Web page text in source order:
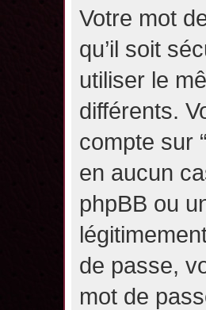
Votre mot
qu’il soit
utiliser le
différents.
compte sur
en aucun
phpBB ou
de passe,
mot de